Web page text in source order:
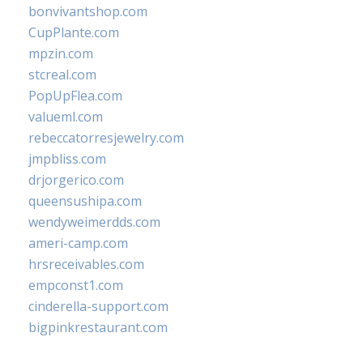
bonvivantshop.com
CupPlante.com
mpzin.com
stcreal.com
PopUpFlea.com
valueml.com
rebeccatorresjewelry.com
jmpbliss.com
drjorgerico.com
queensushipa.com
wendyweimerdds.com
ameri-camp.com
hrsreceivables.com
empconst1.com
cinderella-support.com
bigpinkrestaurant.com